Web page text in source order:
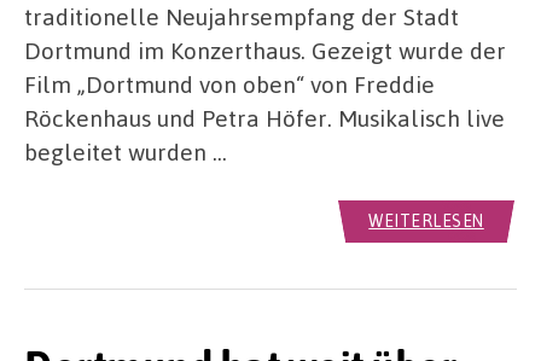
traditionelle Neujahrsempfang der Stadt
Dortmund im Konzerthaus. Gezeigt wurde der
Film „Dortmund von oben“ von Freddie
Röckenhaus und Petra Höfer. Musikalisch live
begleitet wurden …
WEITERLESEN